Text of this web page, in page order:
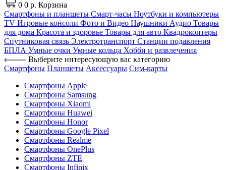
0 0 р. Корзина
Смартфоны и планшеты Смарт-часы Ноутбуки и компьютеры
TV Игровые консоли Фото и Видео Наушники Аудио Товары
для дома Красота и здоровье Товары для авто Квадрокоптеры
Спутниковая связь Электротранспорт Станции подавления
БПЛА Умные очки Умные кольца Хобби и развлечения
Выберите интересующую вас категорию
Смартфоны Планшеты Аксессуары Сим-карты
Смартфоны Apple
Смартфоны Samsung
Смартфоны Xiaomi
Смартфоны Huawei
Смартфоны Honor
Смартфоны Google Pixel
Смартфоны Realme
Смартфоны OnePlus
Смартфоны ZTE
Смартфоны Infinix